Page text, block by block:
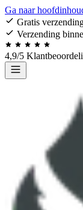
Ga naar
Gratis
Verzending
4,9/5